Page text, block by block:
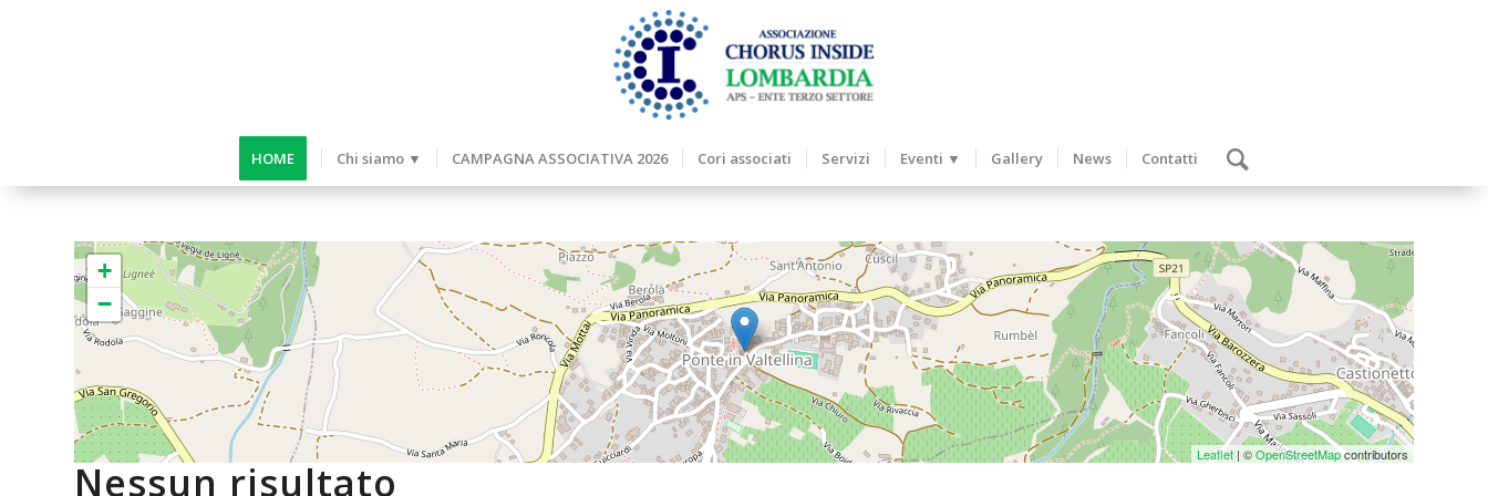
HOME Chi siamo ▼ CAMPAGNA ASSOCIATIVA 2026 Cori associati Servizi Eventi ▼ Gallery News Contatti
+
−
Leaflet| ©OpenStreetMapcontributors
Nessun risultato